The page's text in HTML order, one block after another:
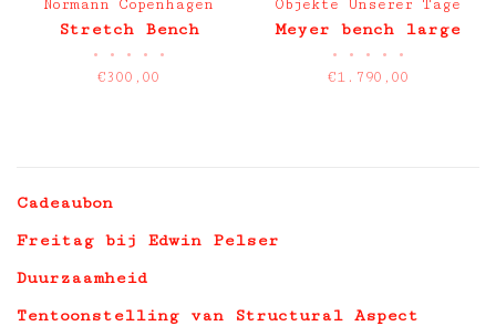
Normann Copenhagen
Stretch Bench
• • • • •
€300,00
Objekte Unserer Tage
Meyer bench large
• • • • •
€1.790,00
Cadeaubon
Freitag bij Edwin Pelser
Duurzaamheid
Tentoonstelling van Structural Aspect